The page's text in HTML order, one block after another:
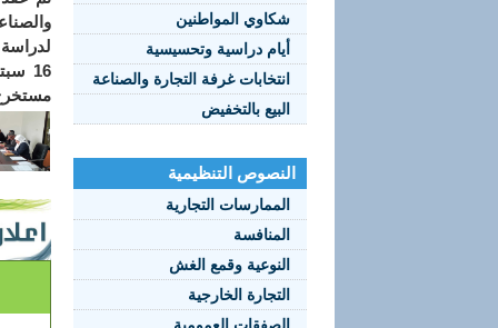
شكاوي المواطنين
أيام دراسية وتحسيسية
انتخابات غرفة التجارة والصناعة
البيع بالتخفيض
النصوص التنظيمية
الممارسات التجارية
المنافسة
النوعية وقمع الغش
التجارة الخارجية